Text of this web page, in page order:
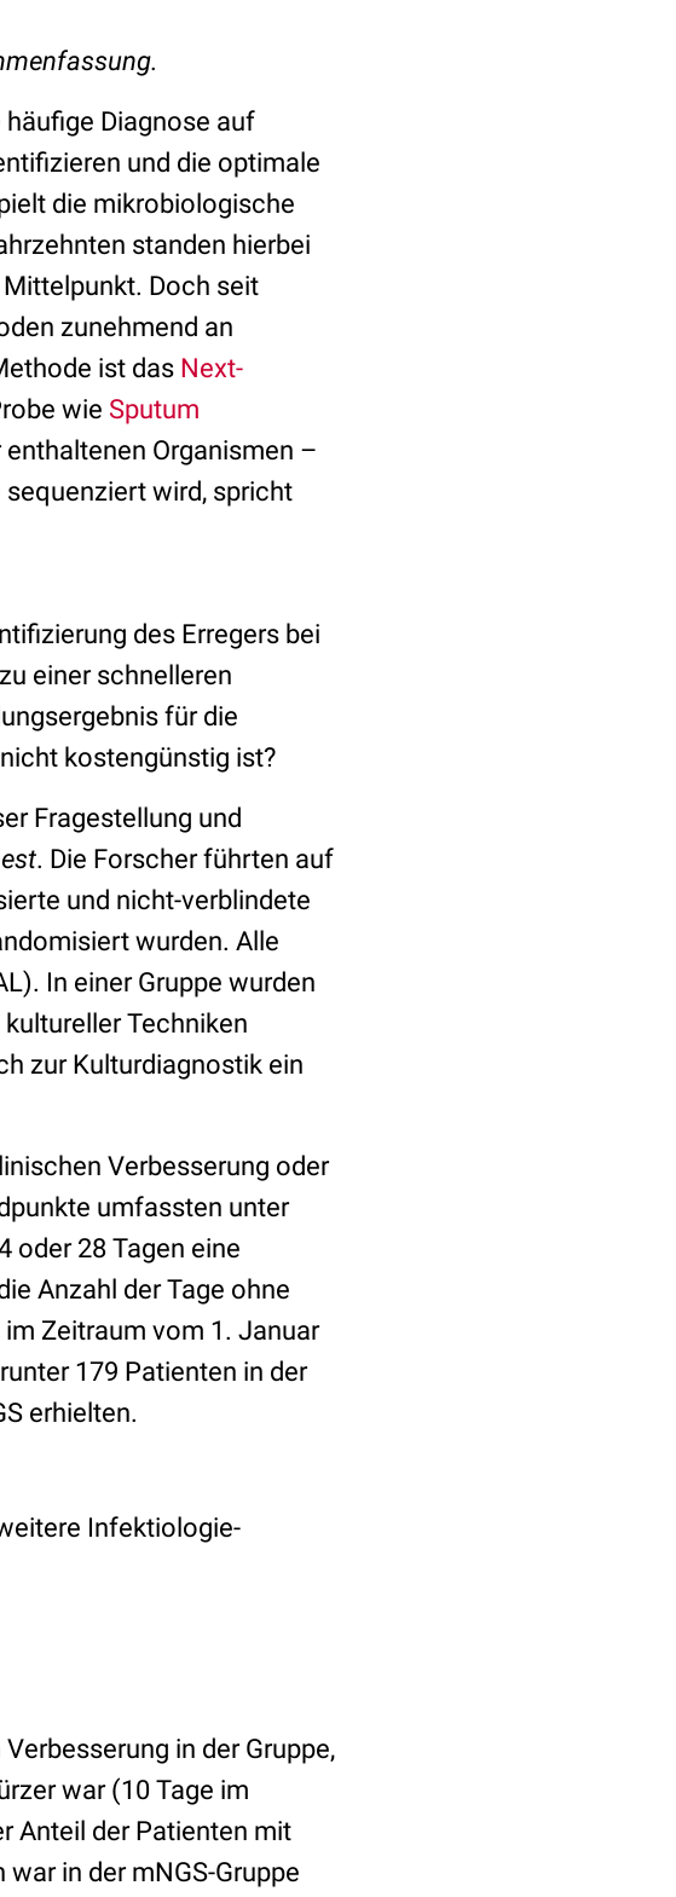
häufige Diagnose auf
und die optimale
die mikrobiologische
standen hierbei
Doch seit
zunehmend an
ist das Next-
wie Sputum
Organismen –
wird, spricht
des Erregers bei
einer schnelleren
für die
kostengünstig ist?
Fragestellung und
. Die Forscher führten auf
und nicht-verblindete
wurden. Alle
In einer Gruppe wurden
Techniken
zur Kulturdiagnostik ein
Verbesserung oder
umfassten unter
oder 28 Tagen eine
Anzahl der Tage ohne
Zeitraum vom 1. Januar
179 Patienten in der
erhielten.
Infektiologie-
in der Gruppe,
war (10 Tage im
Anteil der Patienten mit
in der mNGS-Gruppe